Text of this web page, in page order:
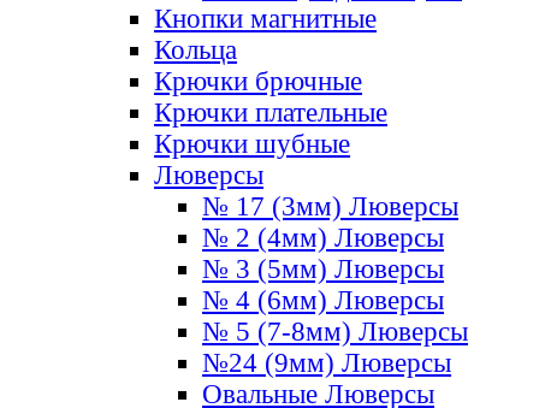
Кнопки магнитные
Кольца
Крючки брючные
Крючки плательные
Крючки шубные
Люверсы
№ 17 (3мм) Люверсы
№ 2 (4мм) Люверсы
№ 3 (5мм) Люверсы
№ 4 (6мм) Люверсы
№ 5 (7-8мм) Люверсы
№24 (9мм) Люверсы
Овальные Люверсы